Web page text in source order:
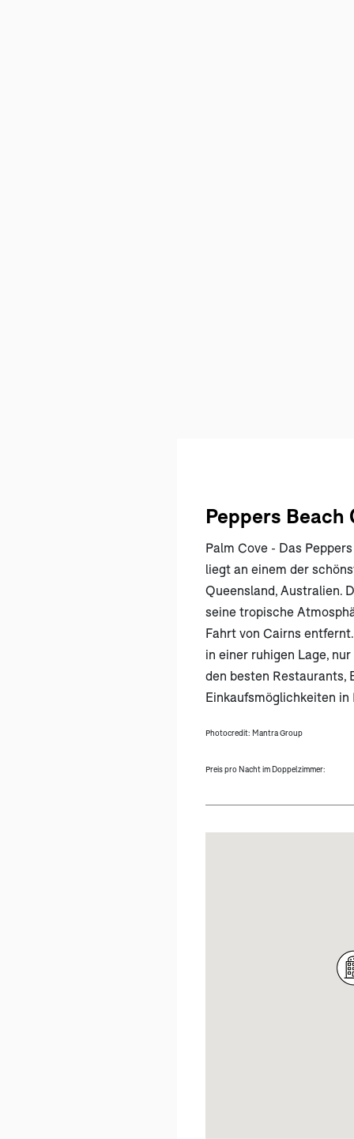
Peppers Beach
Palm Cove - Das
liegt an einem der
Queensland, Australien.
seine tropische
Fahrt von Cairns
in einer ruhigen Lage,
den besten Restaurants,
Einkaufsmöglichkeiten
Photocredit: Mantra Group
Preis pro Nacht im Doppelzimmer: